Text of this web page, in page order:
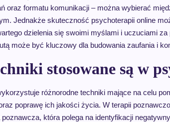
oraz formatu komunikacji – można wybierać
Jednakże skuteczność psychoterapii online
dzielenia się swoimi myślami i uczuciami
może być kluczowy dla budowania zaufania i
stosowane są w
różnorodne techniki mające na celu
poprawę ich jakości życia. W terapii
która polega na identyfikacji